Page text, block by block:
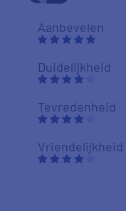
Aanbevelen
Duidelijkheid
Tevredenheid
Vriendelijkheid